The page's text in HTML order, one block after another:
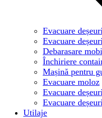
Evacuare deșeuri
Evacuare
Debarasare
Închiriere
Mașină pentru
Evacuare moloz
Evacuare
Evacuare
Utilaje